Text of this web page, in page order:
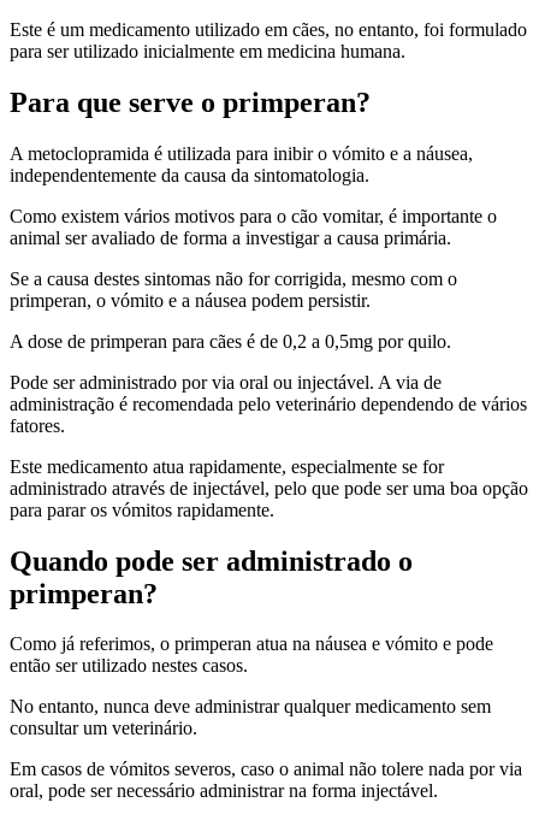
Este é um medicamento utilizado em cães, no entanto, foi formulado
para ser utilizado inicialmente em medicina humana.
Para que serve o primperan?
A metoclopramida é utilizada para inibir o vómito e a náusea,
independentemente da causa da sintomatologia.
Como existem vários motivos para o cão vomitar, é importante o
animal ser avaliado de forma a investigar a causa primária.
Se a causa destes sintomas não for corrigida, mesmo com o
primperan, o vómito e a náusea podem persistir.
A dose de primperan para cães é de 0,2 a 0,5mg por quilo.
Pode ser administrado por via oral ou injectável. A via de
administração é recomendada pelo veterinário dependendo de vários
fatores.
Este medicamento atua rapidamente, especialmente se for
administrado através de injectável, pelo que pode ser uma boa opção
para parar os vómitos rapidamente.
Quando pode ser administrado o
primperan?
Como já referimos, o primperan atua na náusea e vómito e pode
então ser utilizado nestes casos.
No entanto, nunca deve administrar qualquer medicamento sem
consultar um veterinário.
Em casos de vómitos severos, caso o animal não tolere nada por via
oral, pode ser necessário administrar na forma injectável.